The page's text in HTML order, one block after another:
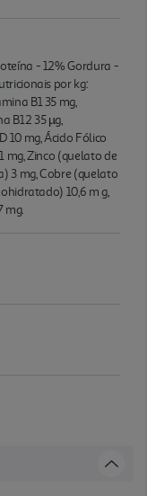
- 12% Gordura -
por kg:
B1 35 mg,
B12 35 µg,
10 mg, Ácido Fólico
mg, Zinco (quelato de
3 mg, Cobre (quelato
10,6 m g,
mg.